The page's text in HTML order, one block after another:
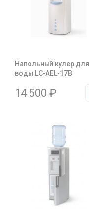
Напольный кулер для
воды LC-AEL-17B
14 500 ₽